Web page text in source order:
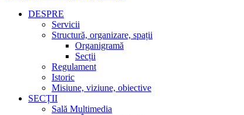
DESPRE
Servicii
Structură, organizare, spații
Organigramă
Secții
Regulament
Istoric
Misiune, viziune, obiective
SECȚII
Sală Multimedia